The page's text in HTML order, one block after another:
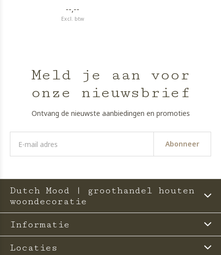
--,--
Excl. btw
Meld je aan voor
onze nieuwsbrief
Ontvang de nieuwste aanbiedingen en promoties
Abonneer
Dutch Mood | groothandel houten
woondecoratie
Informatie
Locaties